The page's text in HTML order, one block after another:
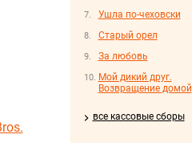
Ушла по-чеховски
Старый орел
За любовь
Мой дикий друг.
Возвращение домой
все кассовые сборы